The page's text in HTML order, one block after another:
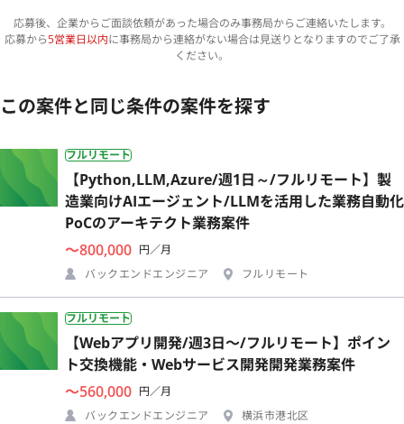
応募後、企業からご面談依頼があった場合のみ事務局からご連絡いたします。
応募から5営業日以内に事務局から連絡がない場合は見送りとなりますのでご了承
ください。
この案件と同じ条件の案件を探す
フルリモート
【Python,LLM,Azure/週1日～/フルリモート】製
造業向けAIエージェント/LLMを活用した業務自動化
PoCのアーキテクト業務案件
〜800,000 円／月
バックエンドエンジニア
フルリモート
フルリモート
【Webアプリ開発/週3日〜/フルリモート】ポイン
ト交換機能・Webサービス開発開発業務案件
〜560,000 円／月
バックエンドエンジニア
横浜市港北区